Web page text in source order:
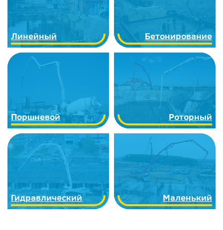
Линейный Бетонирование
Поршневой Роторный
Гидравлический Маленький